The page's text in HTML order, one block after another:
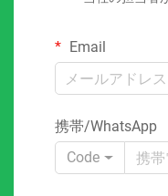
Email
携帯/WhatsApp
Code